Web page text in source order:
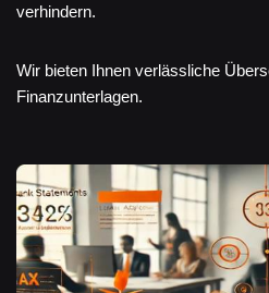
verhindern.
Wir bieten Ihnen verlässliche
Finanzunterlagen.